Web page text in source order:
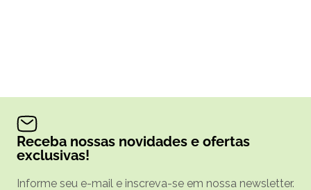
Receba nossas novidades e ofertas
exclusivas!
Informe seu e-mail e inscreva-se em nossa newsletter.